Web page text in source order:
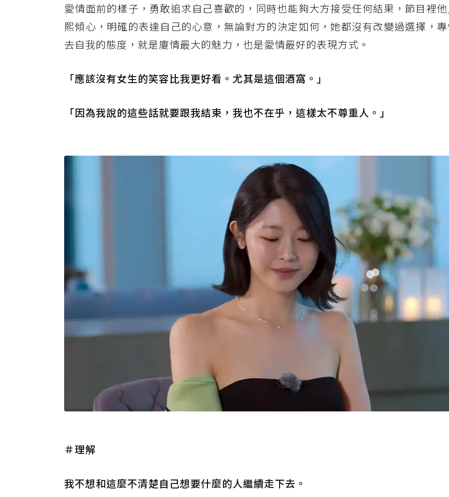
愛情面前的樣子，勇敢追求自己喜歡的，同時也能夠大方接受任何結果，節目裡
熙傾心，明確的表達自己的心意，無論對方的決定如何，她都沒有改變過選擇，
去自我的態度，就是廈情最大的魅力，也是愛情最好的表現方式。
「應該沒有女生的笑容比我更好看。尤其是這個酒窩。」
「因為我說的這些話就要跟我結束，我也不在乎，這樣太不尊重人。」
＃理解
我不想和這麼不清楚自己想要什麼的人繼續走下去。